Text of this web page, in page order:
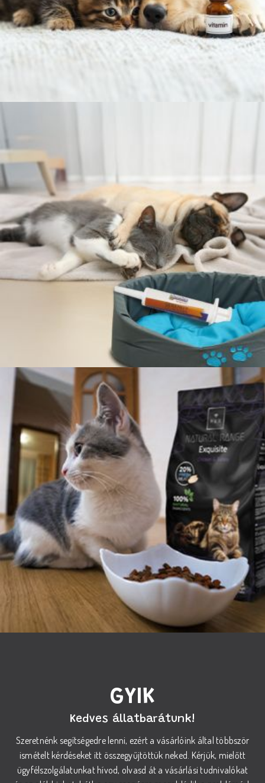
GYIK
Kedves állatbarátunk!
Szeretnénk segítségedre lenni, ezért a vásárlóink által többször
ismételt kérdéseket itt összegyűjtöttük neked. Kérjük, mielőtt
ügyfélszolgálatunkat hívod, olvasd át a vásárlási tudnivalókat